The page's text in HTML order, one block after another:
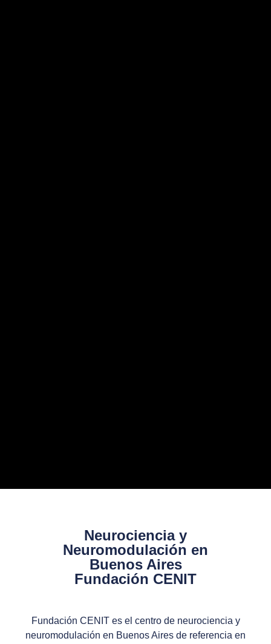
Neurociencia y
Neuromodulación en
Buenos Aires
Fundación CENIT
Fundación CENIT es el centro de neurociencia y
neuromodulación en Buenos Aires de referencia en